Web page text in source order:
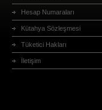
Hesap Numaraları
Kütahya Sözleşmesi
Tüketici Hakları
İletişim